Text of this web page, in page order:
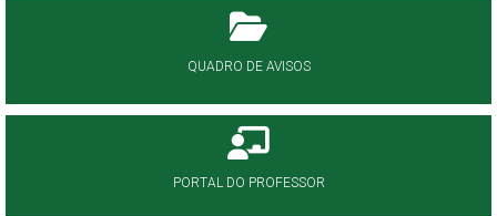
QUADRO DE AVISOS
PORTAL DO PROFESSOR